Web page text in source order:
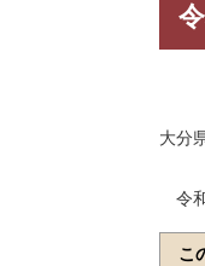
大分
令
こ